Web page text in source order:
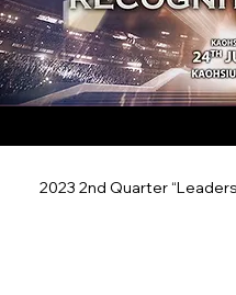
2023 2nd Quarter